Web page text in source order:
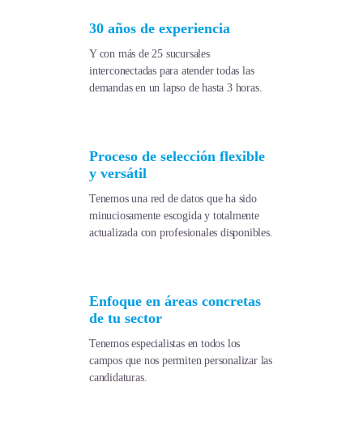
30 años de experiencia
Y con más de 25 sucursales
interconectadas para atender todas las
demandas en un lapso de hasta 3 horas.
Proceso de selección flexible
y versátil
Tenemos una red de datos que ha sido
minuciosamente escogida y totalmente
actualizada con profesionales disponibles.
Enfoque en áreas concretas
de tu sector
Tenemos especialistas en todos los
campos que nos permiten personalizar las
candidaturas.